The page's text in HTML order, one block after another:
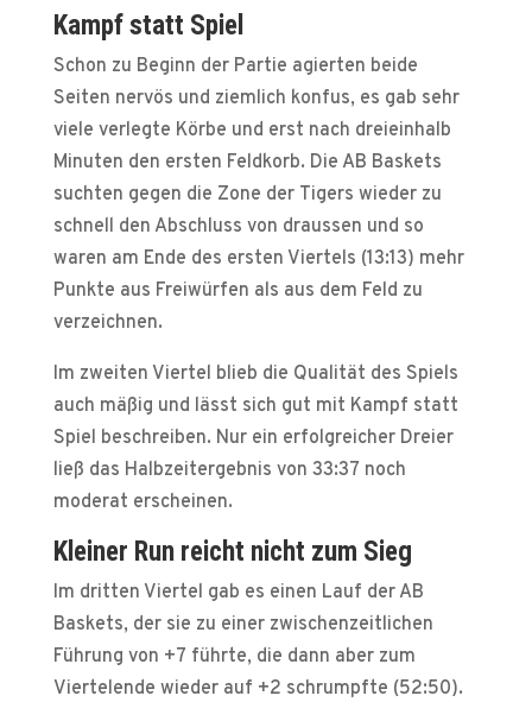
Kampf statt Spiel
Schon zu Beginn der Partie agierten beide
Seiten nervös und ziemlich konfus, es gab sehr
viele verlegte Körbe und erst nach dreieinhalb
Minuten den ersten Feldkorb. Die AB Baskets
suchten gegen die Zone der Tigers wieder zu
schnell den Abschluss von draussen und so
waren am Ende des ersten Viertels (13:13) mehr
Punkte aus Freiwürfen als aus dem Feld zu
verzeichnen.
Im zweiten Viertel blieb die Qualität des Spiels
auch mäßig und lässt sich gut mit Kampf statt
Spiel beschreiben. Nur ein erfolgreicher Dreier
ließ das Halbzeitergebnis von 33:37 noch
moderat erscheinen.
Kleiner Run reicht nicht zum Sieg
Im dritten Viertel gab es einen Lauf der AB
Baskets, der sie zu einer zwischenzeitlichen
Führung von +7 führte, die dann aber zum
Viertelende wieder auf +2 schrumpfte (52:50).